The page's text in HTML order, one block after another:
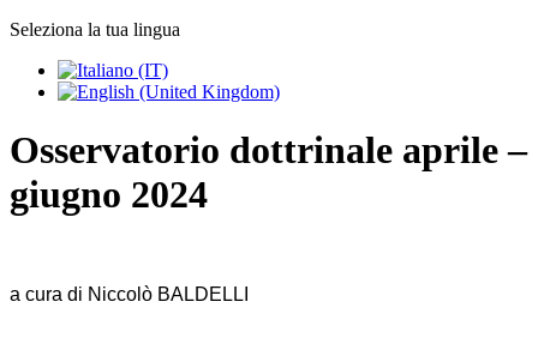
Seleziona la tua lingua
Osservatorio dottrinale aprile –
giugno 2024
a cura di Niccolò BALDELLI